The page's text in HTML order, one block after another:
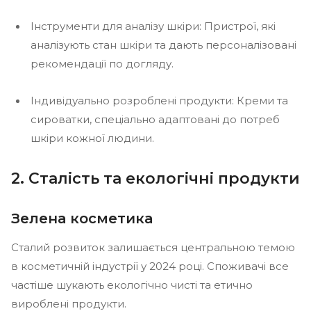
Інструменти для аналізу шкіри: Пристрої, які
аналізують стан шкіри та дають персоналізовані
рекомендації по догляду.
Індивідуально розроблені продукти: Креми та
сироватки, спеціально адаптовані до потреб
шкіри кожної людини.
2. Сталість та екологічні продукти
Зелена косметика
Сталий розвиток залишається центральною темою
в косметичній індустрії у 2024 році. Споживачі все
частіше шукають екологічно чисті та етично
вироблені продукти.